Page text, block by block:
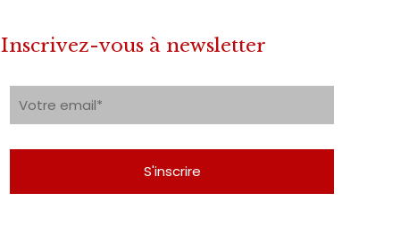
Inscrivez-vous à newsletter